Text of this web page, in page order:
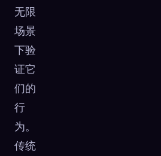
无限
场景
下验
证它
们的
行
为。
传统